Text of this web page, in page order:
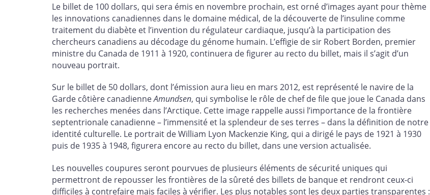
Le billet de 100 dollars, qui sera émis en novembre prochain, est orné d’images ayant pour thème
les innovations canadiennes dans le domaine médical, de la découverte de l’insuline comme
traitement du diabète et l’invention du régulateur cardiaque, jusqu’à la participation des
chercheurs canadiens au décodage du génome humain. L’effigie de sir Robert Borden, premier
ministre du Canada de 1911 à 1920, continuera de figurer au recto du billet, mais il s’agit d’un
nouveau portrait.
Sur le billet de 50 dollars, dont l’émission aura lieu en mars 2012, est représenté le navire de la
Garde côtière canadienneAmundsen, qui symbolise le rôle de chef de file que joue le Canada dans
les recherches menées dans l’Arctique. Cette image rappelle aussi l’importance de la frontière
septentrionale canadienne – l’immensité et la splendeur de ses terres – dans la définition de notre
identité culturelle. Le portrait de William Lyon Mackenzie King, qui a dirigé le pays de 1921 à 1930
puis de 1935 à 1948, figurera encore au recto du billet, dans une version actualisée.
Les nouvelles coupures seront pourvues de plusieurs éléments de sécurité uniques qui
permettront de repousser les frontières de la sûreté des billets de banque et rendront ceux-ci
difficiles à contrefaire mais faciles à vérifier. Les plus notables sont les deux parties transparentes :